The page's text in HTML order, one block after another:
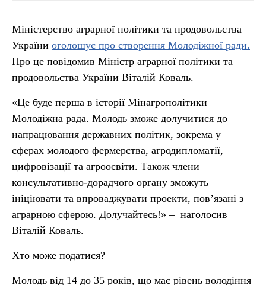
Міністерство аграрної політики та продовольства
України оголошує про створення Молодіжної ради.
Про це повідомив Міністр аграрної політики та
продовольства України Віталій Коваль.
«Це буде перша в історії Мінагрополітики
Молодіжна рада. Молодь зможе долучитися до
напрацювання державних політик, зокрема у
сферах молодого фермерства, агродипломатії,
цифровізації та агроосвіти. Також члени
консультативно-дорадчого органу зможуть
ініціювати та впроваджувати проекти, пов’язані з
аграрною сферою. Долучайтесь!» – наголосив
Віталій Коваль.
Хто може податися?
Молодь від 14 до 35 років, що має рівень володіння